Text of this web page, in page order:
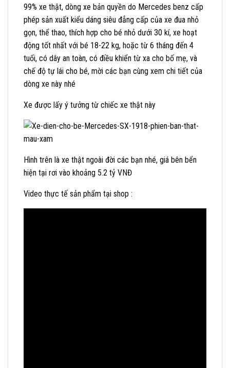
99% xe thật, dòng xe bản quyền do Mercedes benz cấp
phép sản xuất kiểu dáng siêu đẳng cấp của xe đua nhỏ
gọn, thể thao, thích hợp cho bé nhỏ dưới 30 kí, xe hoạt
động tốt nhất với bé 18-22 kg, hoặc từ 6 tháng đến 4
tuổi, có dây an toàn, có điều khiển từ xa cho bố mẹ, và
chế độ tự lái cho bé, mời các bạn cùng xem chi tiết của
dòng xe này nhé
Xe được lấy ý tưởng từ chiếc xe thật này
Hình trên là xe thật ngoài đời các bạn nhé, giá bên bển
hiện tại rơi vào khoảng 5.2 tỷ VNĐ
Video thực tế sản phẩm tại shop :